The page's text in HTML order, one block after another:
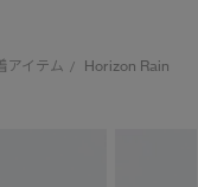
アイテム /
Horizon Rain